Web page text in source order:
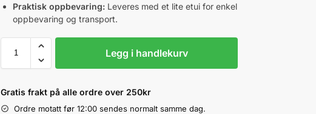
Praktisk oppbevaring: Leveres med et lite etui for enkel
oppbevaring og transport.
Legg i handlekurv
Gratis frakt på alle ordre over 250kr
Ordre motatt før 12:00 sendes normalt samme dag.